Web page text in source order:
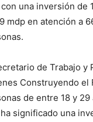
una inversión de
mdp en atención a
de Trabajo y
Construyendo el
de entre 18 y
significado una